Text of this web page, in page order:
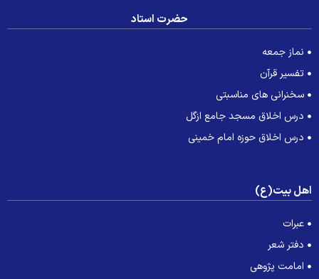
حضرت استاد
نماز جمعه
تفسیر قرآن
سخنرانی های مناسبتی
درس اخلاق مسجد جامع ازگل
درس اخلاق حوزه امام خمینی
بیت(ع)
عبرات
دفتر شعر
امامت پژوهی